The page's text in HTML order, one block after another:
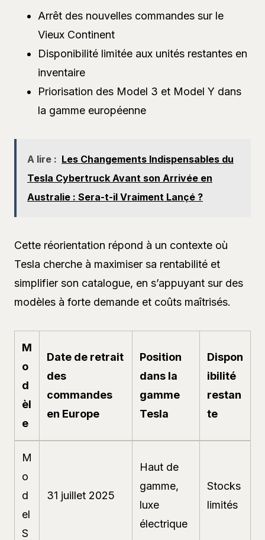
Arrêt des nouvelles commandes sur le
Vieux Continent
Disponibilité limitée aux unités restantes en
inventaire
Priorisation des Model 3 et Model Y dans
la gamme européenne
A lire : Les Changements Indispensables du
Tesla Cybertruck Avant son Arrivée en
Australie : Sera-t-il Vraiment Lançé ?
Cette réorientation répond à un contexte où
Tesla cherche à maximiser sa rentabilité et
simplifier son catalogue, en s’appuyant sur des
modèles à forte demande et coûts maîtrisés.
M
o
d
èl
e
Date de retrait
des
commandes
en Europe
Position
dans la
gamme
Tesla
Dispon
ibilité
restan
te
M
o
d
el
S
31 juillet 2025
Haut de
gamme,
luxe
électrique
Stocks
limités